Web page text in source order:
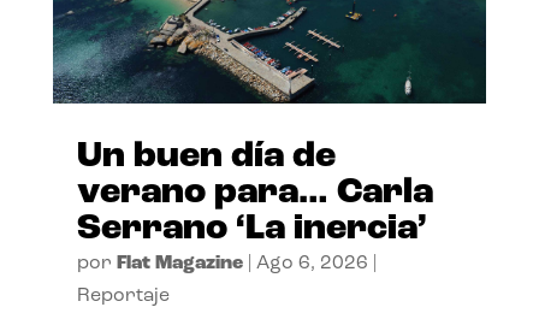
Un buen día de
verano para… Carla
Serrano ‘La inercia’
por Flat Magazine| Ago 6, 2026
Reportaje